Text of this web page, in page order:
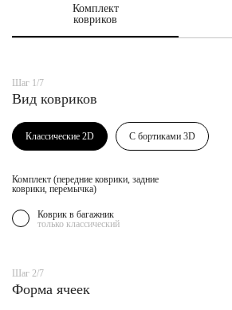
Комплект
ковриков
Шаг 1/7
Вид ковриков
Классические 2D С бортиками 3D
Комплект (передние коврики, задние
коврики, перемычка)
Коврик в багажник
только классический
Шаг 2/7
Форма ячеек